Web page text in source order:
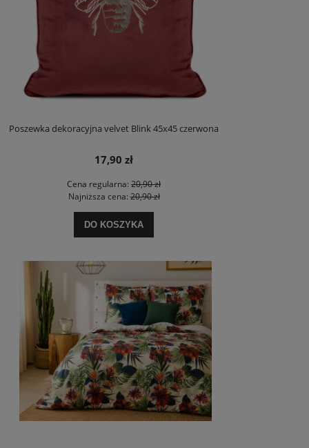
Poszewka dekoracyjna velvet Blink 45x45 czerwona
17,90 zł
Cena regularna: 20,90 zł
Najniższa cena:20,90 zł
DO KOSZYKA